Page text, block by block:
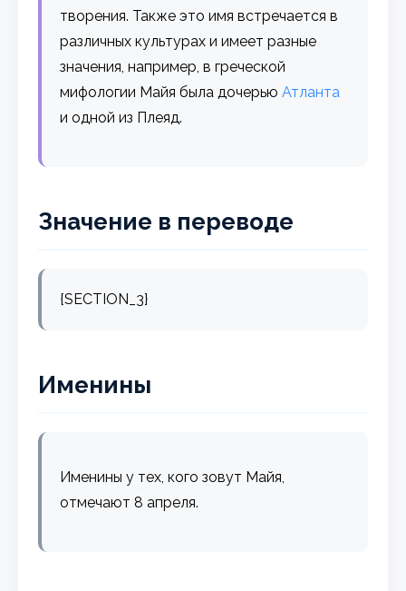
творения. Также это имя встречается в
различных культурах и имеет разные
значения, например, в греческой
мифологии Майя была дочерьюАтланта
и одной из Плеяд.
Значение в переводе
{SECTION_3}
Именины
Именины у тех, кого зовут Майя,
отмечают 8 апреля.